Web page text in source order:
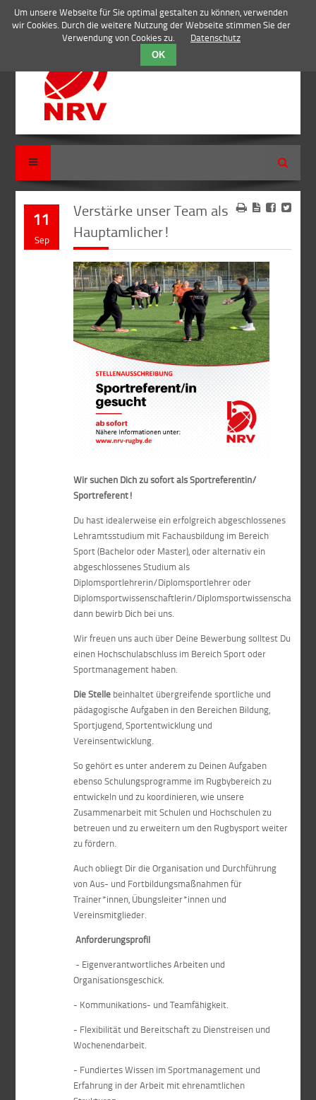
Suche
11
Sep
Verstärke unser Team als
Hauptamlicher!
Wir suchen Dich zu sofort als Sportreferentin/
Sportreferent!
Du hast idealerweise ein erfolgreich abgeschlossenes
Lehramtsstudium mit Fachausbildung im Bereich
Sport (Bachelor oder Master), oder alternativ ein
abgeschlossenes Studium als
Diplomsportlehrerin/Diplomsportlehrer oder
Diplomsportwissenschaftlerin/Diplomsportwissenschaftler,
dann bewirb Dich bei uns.
Wir freuen uns auch über Deine Bewerbung solltest Du
einen Hochschulabschluss im Bereich Sport oder
Sportmanagement haben.
Die Stelle beinhaltet übergreifende sportliche und
pädagogische Aufgaben in den Bereichen Bildung,
Sportjugend, Sportentwicklung und
Vereinsentwicklung.
So gehört es unter anderem zu Deinen Aufgaben
ebenso Schulungsprogramme im Rugbybereich zu
entwickeln und zu koordinieren, wie unsere
Zusammenarbeit mit Schulen und Hochschulen zu
betreuen und zu erweitern um den Rugbysport weiter
zu fördern.
Auch obliegt Dir die Organisation und Durchführung
von Aus- und Fortbildungsmaßnahmen für
Trainer*innen, Übungsleiter*innen und
Vereinsmitglieder.
Anforderungsprofil
- Eigenverantwortliches Arbeiten und
Organisationsgeschick.
- Kommunikations- und Teamfähigkeit.
- Flexibilität und Bereitschaft zu Dienstreisen und
Wochenendarbeit.
- Fundiertes Wissen im Sportmanagement und
Erfahrung in der Arbeit mit ehrenamtlichen
Um unsere Webseite für Sie optimal gestalten zu können, verwenden
wir Cookies. Durch die weitere Nutzung der Webseite stimmen Sie der
Verwendung von Cookies zu.
Datenschutz
OK